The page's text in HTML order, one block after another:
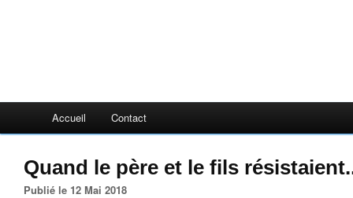
Accueil Contact
Quand le père et le fils
Publié le 12 Mai 2018